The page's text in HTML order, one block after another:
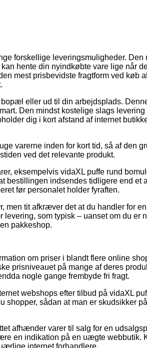
forskellige leveringsmuligheder. Den
hente din nyindkøbte vare lige når
mest prisbevidste fragtform ved køb
eller ud til din arbejdsplads.
Den mindst kostelige slags levering
dig i kort afstand af internet
varerne inden for kort tid, så af den
ved det relevante produkt.
eksempelvis vidaXL puffe rund
bestillingen indsendes tidligere end et
før personalet holder fyraften.
men tit afkræver det at du handler for
levering, som typisk – uanset om du er
pakkeshop.
om priser i blandt flere online
prisniveauet på mange af deres
nogle gange frembyde fri fragt.
webshops efter tilbud på vidaXL
shopper, sådan at man er skudsikker
afhænder varer til salg for en
en indikation på en uægte webbutik.
internet forhandlere.